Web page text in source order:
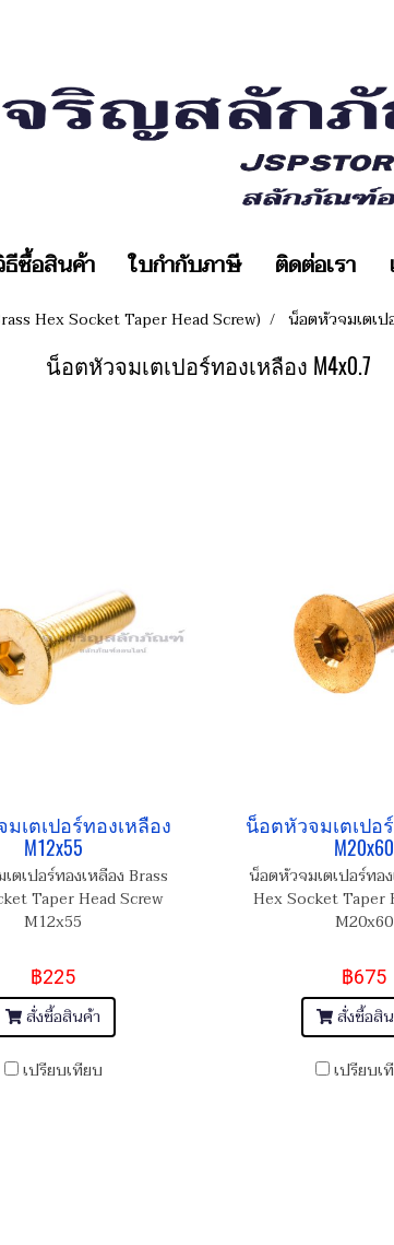
ซื้อสินค้า ใบกำกับภาษี ติดต่อเรา
Hex Socket Taper Head Screw) น็อตหัวจมเตเป
น็อตหัวจมเตเปอร์ทองเหลือง M4x0.7
เตเปอร์ทองเหลือง
M12x55
ตเปอร์ทองเหลือง Brass
Taper Head Screw
M12x55
฿225
สั่งซื้อสินค้า
เปรียบเทียบ
น็อตหัวจมเตเปอ
M20x60
น็อตหัวจมเตเปอร์ทอ
Hex Socket Taper
M20x60
฿675
สั่งซื้อสิ
เปรียบเ